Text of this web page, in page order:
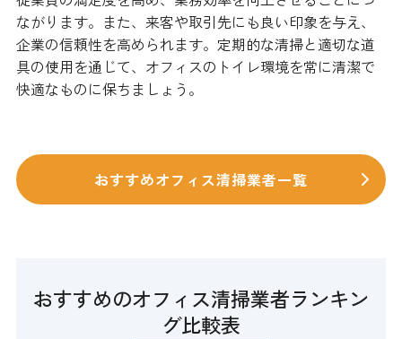
ながります。また、来客や取引先にも良い印象を与え、
企業の信頼性を高められます。定期的な清掃と適切な道
具の使用を通じて、オフィスのトイレ環境を常に清潔で
快適なものに保ちましょう。
おすすめオフィス清掃業者一覧
おすすめのオフィス清掃業者ランキン
グ比較表